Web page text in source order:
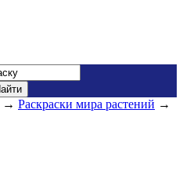
→ Раскраски мира растений →